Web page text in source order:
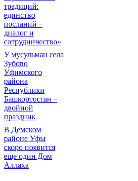
традиций:
единство
посланий –
диалог и
сотрудничество»
У мусульман села
Зубово
Уфимского
района
Республики
Башкортостан –
двойной
праздник
В Демском
районе Уфы
скоро появится
еще один Дом
Аллаха